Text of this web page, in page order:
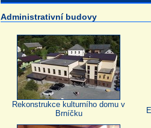
Administrativní budovy
Rekonstrukce kulturního domu v
Brníčku